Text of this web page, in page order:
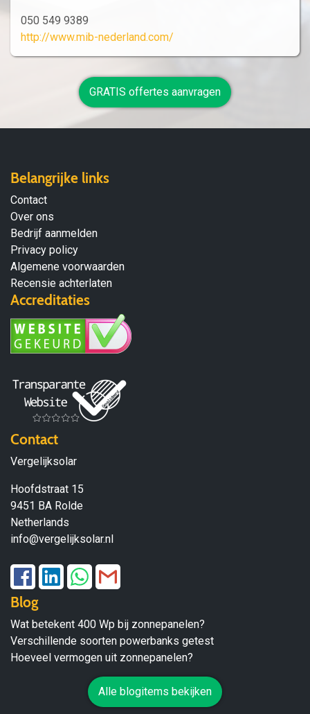
050 549 9389
http://www.mib-nederland.com/
GRATIS offertes aanvragen
Belangrijke links
Contact
Over ons
Bedrijf aanmelden
Privacy policy
Algemene voorwaarden
Recensie achterlaten
Accreditaties
Contact
Vergelijksolar
Hoofdstraat 15
9451 BA Rolde
Netherlands
info@vergelijksolar.nl
Blog
Wat betekent 400 Wp bij zonnepanelen?
Verschillende soorten powerbanks getest
Hoeveel vermogen uit zonnepanelen?
Alle blogitems bekijken